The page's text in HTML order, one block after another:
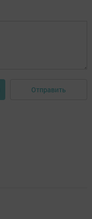
Отправить